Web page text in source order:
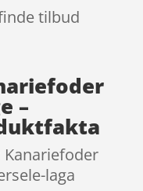
tilbud
–
Kanariefoder
laga